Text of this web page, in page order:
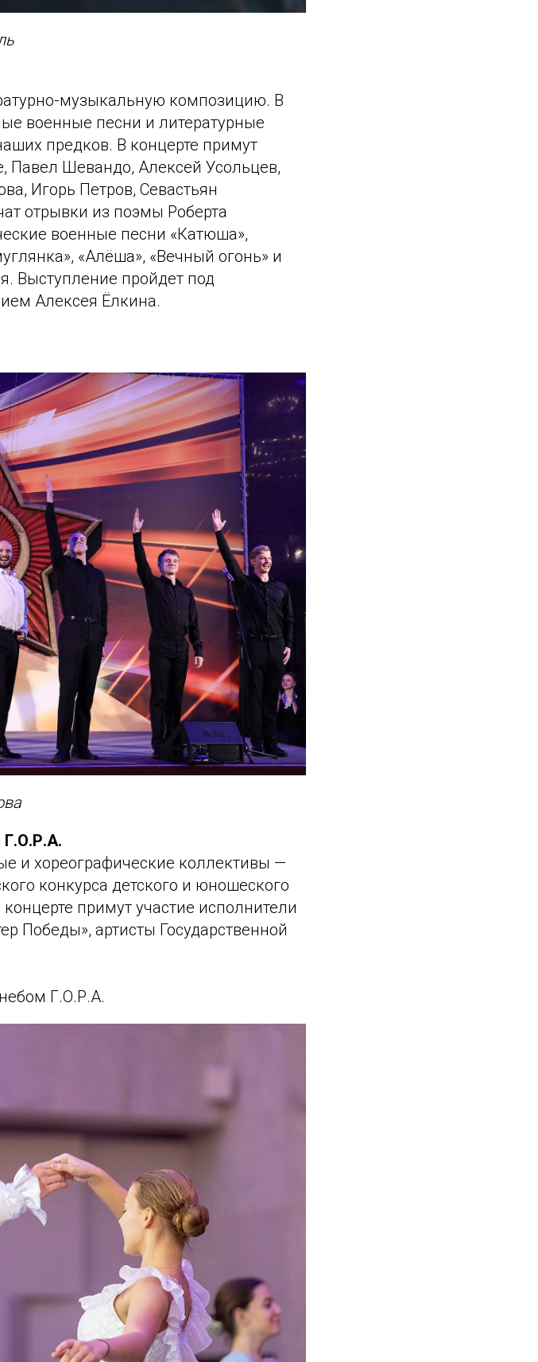
музыкальную композицию. В
военные песни и литературные
предков. В концерте примут
Павел Шевандо, Алексей Усольцев,
Игорь Петров, Севастьян
отрывки из поэмы Роберта
военные песни «Катюша»,
«Алёша», «Вечный огонь» и
Выступление пройдет под
Алексея Ёлкина.
Г.О.Р.А.
и хореографические коллективы —
конкурса детского и юношеского
примут участие исполнители
Победы», артисты Государственной
Г.О.Р.А.